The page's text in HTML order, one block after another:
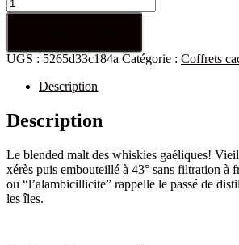
UGS : 5265d33c184a Catégorie : Coffrets
Description
Description
Le blended malt des whiskies gaéliques!
xérès puis embouteillé à 43° sans filtration à
ou “l’alambicillicite” rappelle le passé de
les îles.